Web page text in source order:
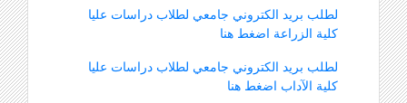
كلية الزراعة اضغط هنا
كلية الآداب اضغط هنا